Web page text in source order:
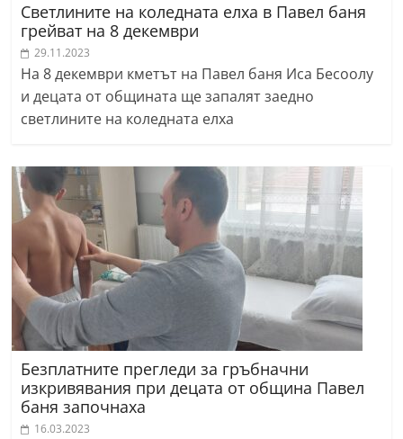
Светлините на коледната елха в Павел баня
грейват на 8 декември
29.11.2023
На 8 декември кметът на Павел баня Иса Бесоолу
и децата от общината ще запалят заедно
светлините на коледната елха
Безплатните прегледи за гръбначни
изкривявания при децата от община Павел
баня започнаха
16.03.2023